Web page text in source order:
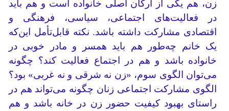
زن، هم یکی از ارکان اصلی خانواده است و هم باید
در فعالیت‌های اجتماعی، سیاسی، فرهنگی و
اقتصادی مشارکت داشته باشد. نکته قابل‌تأمل این‌که
یک خانم چه‌طور هم باید همسر و مادر خوبی در
خانواده باشد و هم در اجتماع فعالیت کند؟ چگونه
می‌توان الگوی سوم، «زن نه شرقی و نه غربی» بود؟
الگوی مشارکت اجتماعی زنان چگونه می‌تواند هم در
راستای بهبود کیفیت حضور زن در خانه باشد و هم